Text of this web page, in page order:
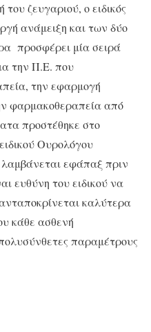
ζευγαριού, ο ειδικός
ανάμειξη και των δύο
προσφέρει μία σειρά
την Π.Ε. που
την εφαρμογή
φαρμακοθεραπεία από
προστέθηκε στο
Ουρολόγου
εφάπαξ πριν
ευθύνη του ειδικού να
καλύτερα
κάθε ασθενή
παραμέτρους